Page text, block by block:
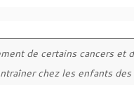
de certains cancers et
chez les enfants